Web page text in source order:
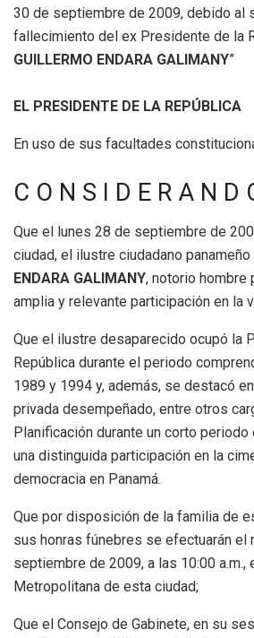
30 de septiembre de 2009, debido al
fallecimiento del ex Presidente de la
GUILLERMO ENDARA GALIMANY”
EL PRESIDENTE DE LA REPÚBLICA
En uso de sus facultades
C O N S I D E R A N D
Que el lunes 28 de septiembre de
ciudad, el ilustre ciudadano panameño
ENDARA GALIMANY, notorio hombre
amplia y relevante participación en la
Que el ilustre desaparecido ocupó la
República durante el periodo
1989 y 1994 y, además, se destacó
privada desempeñado, entre otros
Planificación durante un corto
una distinguida participación en la
democracia en Panamá.
Que por disposición de la familia de
sus honras fúnebres se efectuarán el
septiembre de 2009, a las 10:00 a.m.,
Metropolitana de esta ciudad;
Que el Consejo de Gabinete, en su